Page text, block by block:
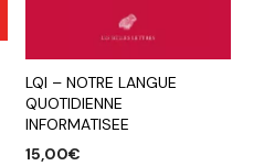
LQI – NOTRE LANGUE
QUOTIDIENNE
INFORMATISEE
15,00€